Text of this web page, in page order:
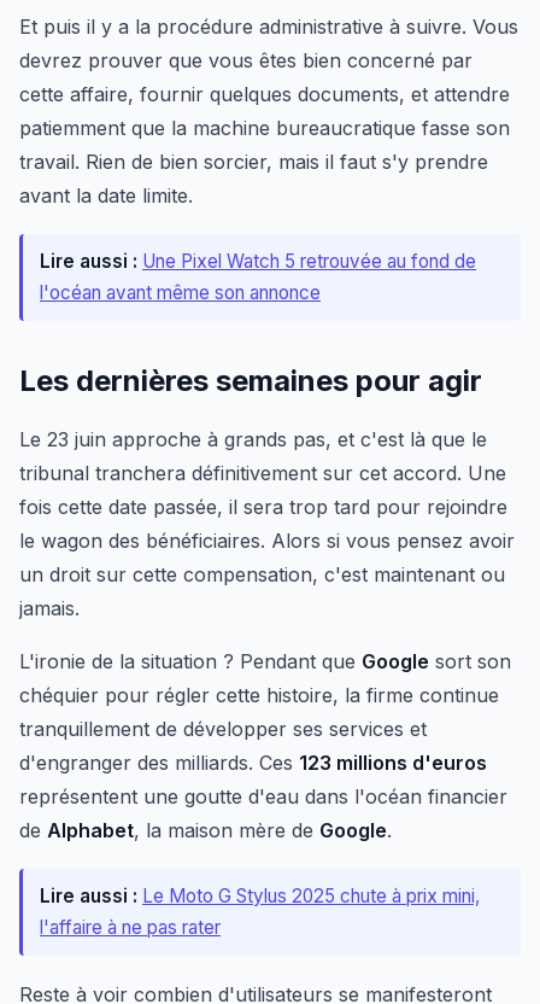
Et puis il y a la procédure administrative à suivre. Vous
devrez prouver que vous êtes bien concerné par
cette affaire, fournir quelques documents, et attendre
patiemment que la machine bureaucratique fasse son
travail. Rien de bien sorcier, mais il faut s'y prendre
avant la date limite.
Lire aussi : Une Pixel Watch 5 retrouvée au fond de
l'océan avant même son annonce
Les dernières semaines pour agir
Le 23 juin approche à grands pas, et c'est là que le
tribunal tranchera définitivement sur cet accord. Une
fois cette date passée, il sera trop tard pour rejoindre
le wagon des bénéficiaires. Alors si vous pensez avoir
un droit sur cette compensation, c'est maintenant ou
jamais.
L'ironie de la situation ? Pendant que Google sort son
chéquier pour régler cette histoire, la firme continue
tranquillement de développer ses services et
d'engranger des milliards. Ces 123 millions d'euros
représentent une goutte d'eau dans l'océan financier
de Alphabet, la maison mère de Google.
Lire aussi : Le Moto G Stylus 2025 chute à prix mini,
l'affaire à ne pas rater
Reste à voir combien d'utilisateurs se manifesteront